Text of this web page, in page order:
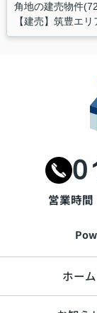
角地の建売物件
【建売】筑豊エ
営業時間
ホーム